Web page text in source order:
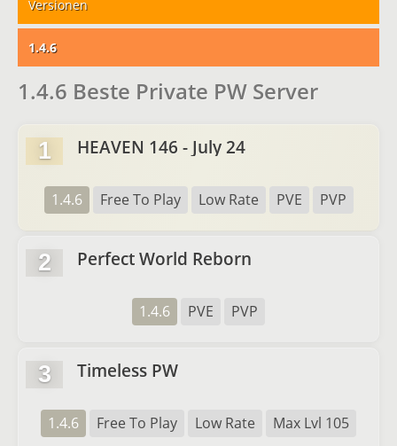
Versionen
1.4.6
1.4.6 Beste Private PW Server
1 HEAVEN 146 - July 24
1.4.6 Free To Play Low Rate PVE PVP
2 Perfect World Reborn
1.4.6 PVE PVP
3 Timeless PW
1.4.6 Free To Play Low Rate Max Lvl 105